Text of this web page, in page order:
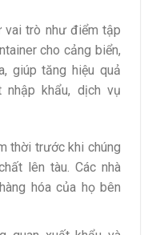
vai trò như điểm tập
cho cảng biển,
giúp tăng hiệu quả
khẩu, dịch vụ
thời trước khi chúng
lên tàu. Các nhà
hóa của họ bên